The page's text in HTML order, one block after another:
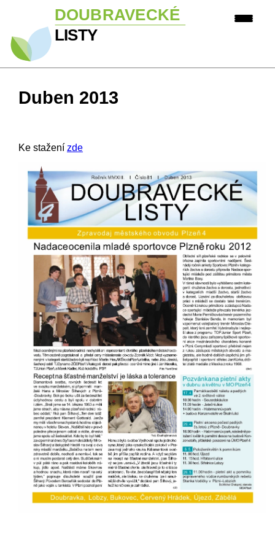
Duben 2013
Ke stažení zde